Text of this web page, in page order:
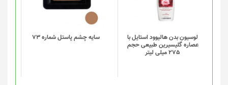
لوسیون بدن هالیوود استایل با
عصاره گلیسیرین طبیعی حجم
275 میلی لیتر
سایه چشم پاستل شماره 73